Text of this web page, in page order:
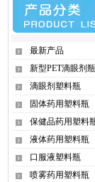
最新产品
新型PET滴眼剂瓶
滴眼剂塑料瓶
固体药用塑料瓶
保健品药用塑料
液体药用塑料瓶
口服液塑料瓶
喷雾药用塑料瓶